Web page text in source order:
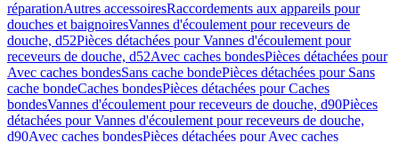
réparationAutres accessoiresRaccordements aux appareils pour
douches et baignoiresVannes d'écoulement pour receveurs de
douche, d52Pièces détachées pour Vannes d'écoulement pour
receveurs de douche, d52Avec caches bondesPièces détachées pour
Avec caches bondesSans cache bondePièces détachées pour Sans
cache bondeCaches bondesPièces détachées pour Caches
bondesVannes d'écoulement pour receveurs de douche, d90Pièces
détachées pour Vannes d'écoulement pour receveurs de douche,
d90Avec caches bondesPièces détachées pour Avec caches